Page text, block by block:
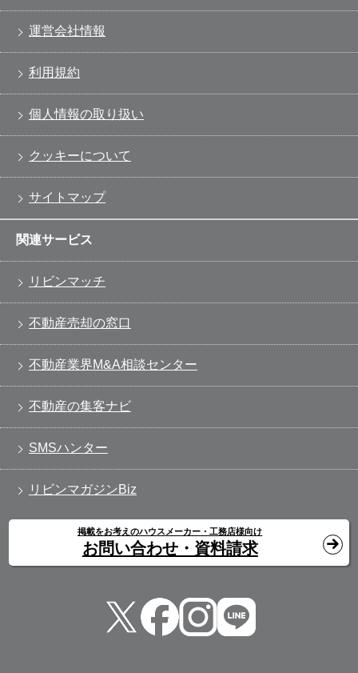
運営会社情報
利用規約
個人情報の取り扱い
クッキーについて
サイトマップ
関連サービス
リビンマッチ
不動産売却の窓口
不動産業界M&A相談センター
不動産の集客ナビ
SMSハンター
リビンマガジンBiz
掲載をお考えのハウスメーカー・工務店様向け
お問い合わせ・資料請求